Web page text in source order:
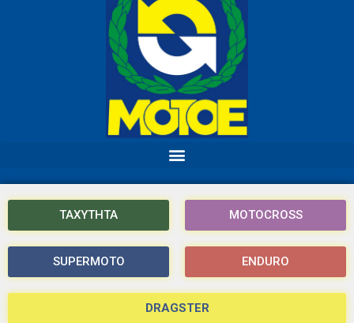
ΤΑΧΥΤΗΤΑ MOTOCROSS
SUPERMOTO ENDURO
DRAGSTER